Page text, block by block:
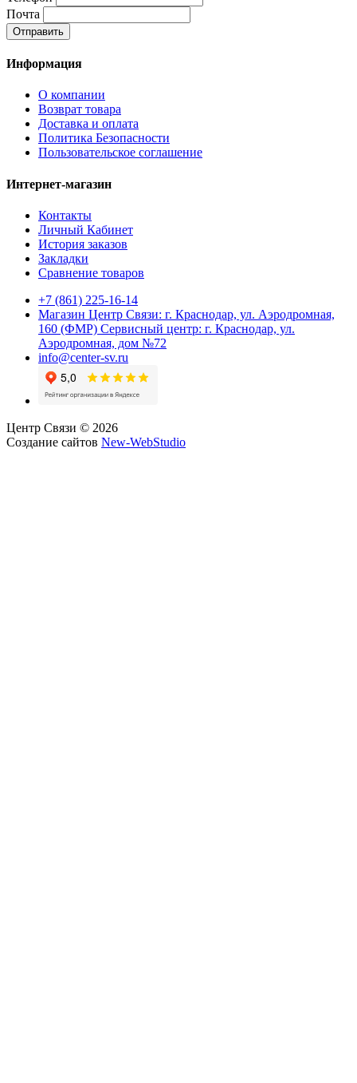
Почта
Отправить
Информация
О компании
Возврат товара
Доставка и оплата
Политика Безопасности
Пользовательское соглашение
Интернет-магазин
Контакты
Личный Кабинет
История заказов
Закладки
Сравнение товаров
+7 (861) 225-16-14
Магазин Центр Связи: г. Краснодар, ул. Аэродромная,
160 (ФМР) Сервисный центр: г. Краснодар, ул.
Аэродромная, дом №72
info@center-sv.ru
Центр Связи © 2026
Создание сайтов New-WebStudio